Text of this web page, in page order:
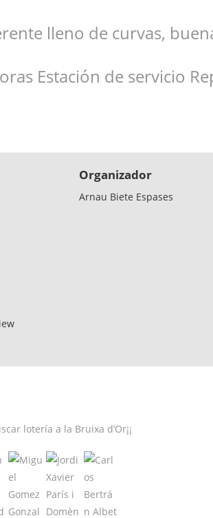
lleno de curvas,
Estación de servicio
Organizador
Arnau Biete Espases
lotería a la Bruixa d’Or¡¡